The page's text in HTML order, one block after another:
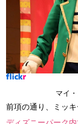
マイ
前項の通り、ミッキ